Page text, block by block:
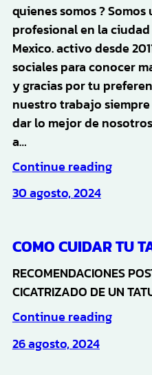
quienes somos ?
profesional en la
Mexico. activo desde
sociales para conocer
y gracias por tu
nuestro trabajo
dar lo mejor de
a…
Continue reading
30 agosto, 2024
COMO CUIDAR TU
RECOMENDACIONES
CICATRIZADO DE UN
Continue reading
26 agosto, 2024